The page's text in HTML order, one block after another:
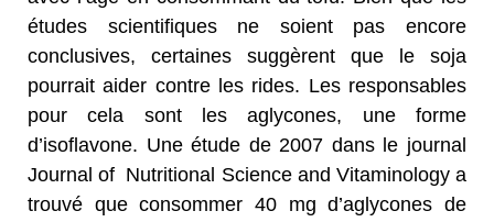
études scientifiques ne soient pas encore
conclusives, certaines suggèrent que le soja
pourrait aider contre les rides. Les responsables
pour cela sont les aglycones, une forme
d’isoflavone. Une étude de 2007 dans le journal
Journal of Nutritional Science and Vitaminology a
trouvé que consommer 40 mg d’aglycones de